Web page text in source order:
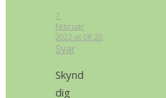
7.
februar
2022 at 08:20
Svar
Skynd
dig